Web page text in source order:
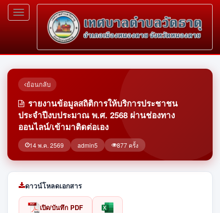
Toggle
navigation
ย้อนกลับ
รายงานข้อมูลสถิติการให้บริการประชาชน
ประจำปีงบประมาณ พ.ศ. 2568 ผ่านช่องทาง
ออนไลน์/เข้ามาติดต่อเอง
14 พ.ค. 2569 admin5 877 ครั้ง
ดาวน์โหลดเอกสาร
เปิด/บันทึก PDF